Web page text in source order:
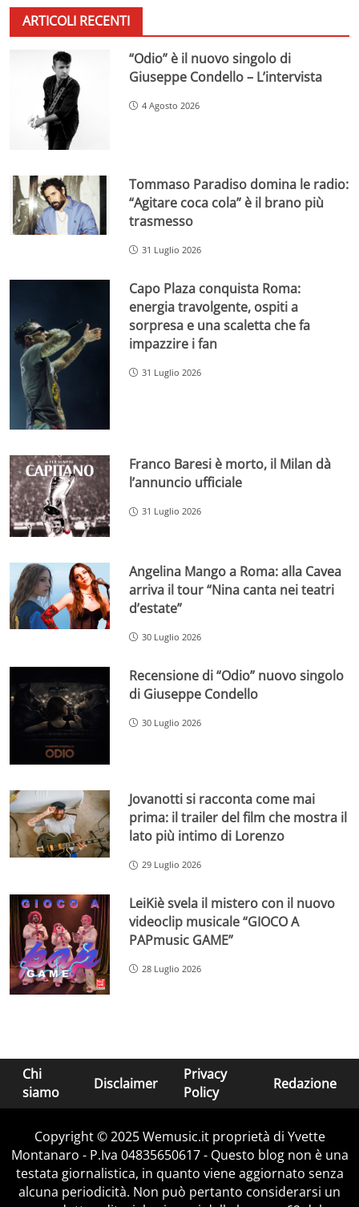
ARTICOLI RECENTI
“Odio” è il nuovo singolo di
Giuseppe Condello – L’intervista
4 Agosto 2026
Tommaso Paradiso domina le radio:
“Agitare coca cola” è il brano più
trasmesso
31 Luglio 2026
Capo Plaza conquista Roma:
energia travolgente, ospiti a
sorpresa e una scaletta che fa
impazzire i fan
31 Luglio 2026
Franco Baresi è morto, il Milan dà
l’annuncio ufficiale
31 Luglio 2026
Angelina Mango a Roma: alla Cavea
arriva il tour “Nina canta nei teatri
d’estate”
30 Luglio 2026
Recensione di “Odio” nuovo singolo
di Giuseppe Condello
30 Luglio 2026
Jovanotti si racconta come mai
prima: il trailer del film che mostra il
lato più intimo di Lorenzo
29 Luglio 2026
LeiKiè svela il mistero con il nuovo
videoclip musicale “GIOCO A
PAPmusic GAME”
28 Luglio 2026
Chi
siamo
Disclaimer
Privacy
Policy
Redazione
Copyright © 2025 Wemusic.it proprietà di Yvette
Montanaro - P.Iva 04835650617 - Questo blog non è una
testata giornalistica, in quanto viene aggiornato senza
alcuna periodicità. Non può pertanto considerarsi un